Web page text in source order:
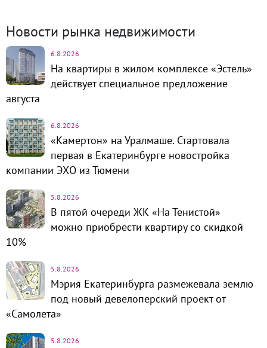
Новости рынка недвижимости
6.8.2026
На квартиры в жилом комплексе «Эстель»
действует специальное предложение
августа
6.8.2026
«Камертон» на Уралмаше. Стартовала
первая в Екатеринбурге новостройка
компании ЭХО из Тюмени
5.8.2026
В пятой очереди ЖК «На Тенистой»
можно приобрести квартиру со скидкой
10%
5.8.2026
Мэрия Екатеринбурга размежевала землю
под новый девелоперский проект от
«Самолета»
5.8.2026